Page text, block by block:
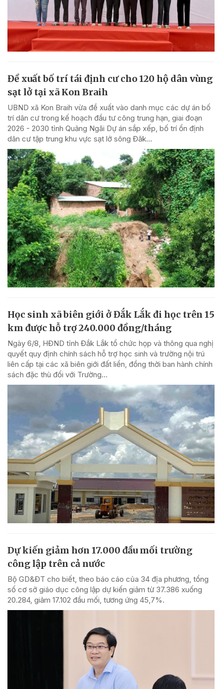
Đề xuất bố trí tái định cư cho 120 hộ dân vùng
sạt lở tại xã Kon Braih
UBND xã Kon Braih vừa đề xuất vào danh mục các dự án bố
trí dân cư trong kế hoạch đầu tư công trung hạn, giai đoạn
2026 - 2030 tỉnh Quảng Ngãi Dự án sắp xếp, bố trí ổn định
dân cư tập trung khu vực sạt lở sông Đăk...
Học sinh xã biên giới ở Đắk Lắk đi học trên 15
km được hỗ trợ 240.000 đồng/tháng
Ngày 6/8, HĐND tỉnh Đắk Lắk tổ chức họp và thông qua nghị
quyết quy định chính sách hỗ trợ học sinh và trường nội trú
liên cấp tại các xã biên giới đất liền, đồng thời ban hành chính
sách đặc thù đối với Trường...
Dự kiến giảm hơn 17.000 đầu mối trường
công lập trên cả nước
Bộ GD&ĐT cho biết, theo báo cáo của 34 địa phương, tổng
số cơ sở giáo dục công lập dự kiến giảm từ 37.386 xuống
20.284, giảm 17.102 đầu mối, tương ứng 45,7%.